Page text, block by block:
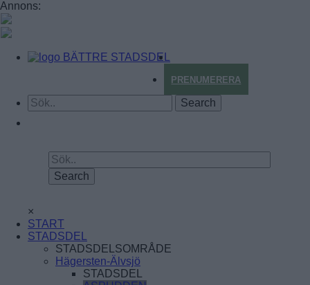
Annons:
BÄTTRE STADSDEL
PRENUMERERA
×
START
STADSDEL
STADSDELSOMRÅDE
Hägersten-Älvsjö
STADSDEL